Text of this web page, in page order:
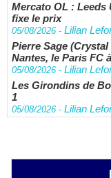
Mercato OL : Leeds
fixe le prix
05/08/2026 - Lilian
Pierre Sage
Nantes, le Paris FC
05/08/2026 - Lilian
Les Girondins de
1
05/08/2026 - Lilian